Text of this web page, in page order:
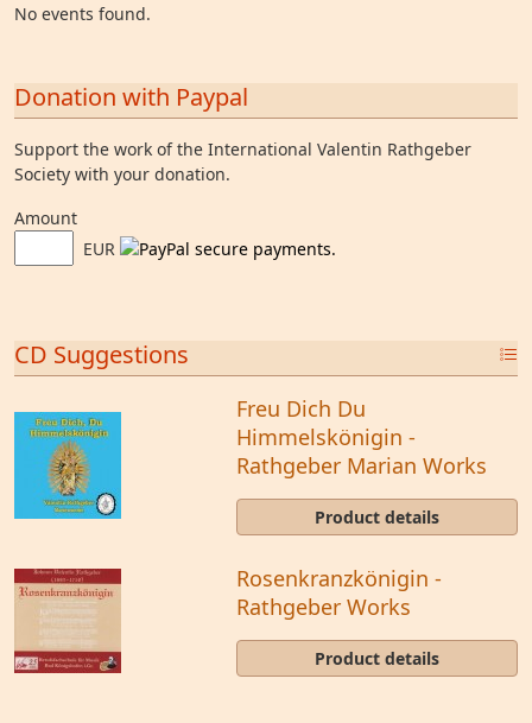
No events found.
Donation with Paypal
Support the work of the International Valentin Rathgeber
Society with your donation.
Amount
EUR
CD Suggestions
Freu Dich Du
Himmelskönigin -
Rathgeber Marian Works
Product details
Rosenkranzkönigin -
Rathgeber Works
Product details